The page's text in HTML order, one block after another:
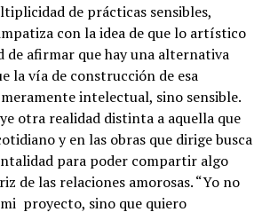
de prácticas sensibles,
con la idea de que lo artístico
de afirmar que hay una alternativa
la vía de construcción de esa
intelectual, sino sensible.
otra realidad distinta a aquella que
y en las obras que dirige busca
para poder compartir algo
de las relaciones amorosas.“Yo no
proyecto, sino que quiero